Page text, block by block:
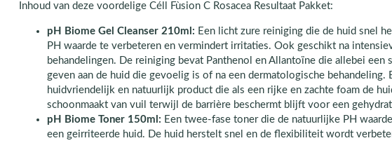
Inhoud van deze voordelige Céll Fùsion C Rosacea Resultaat Pakket:
pH Biome Gel Cleanser 210ml: Een licht zure reiniging die de huid snel
PH waarde te verbeteren en vermindert irritaties. Ook geschikt na
behandelingen. De reiniging bevat Panthenol en Allantoïne die allebei een
geven aan de huid die gevoelig is of na een dermatologische behandeling.
huidvriendelijk en natuurlijk product die als een rijke en zachte foam de
schoonmaakt van vuil terwijl de barrière beschermt blijft voor een
pH Biome Toner 150ml: Een twee-fase toner die de natuurlijke PH
een geirriteerde huid. De huid herstelt snel en de flexibiliteit wordt